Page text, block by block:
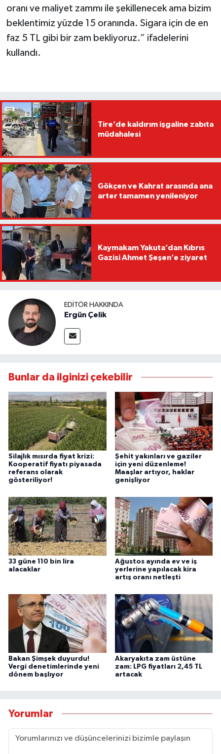
oranı ve maliyet zammı ile şekillenecek ama bizim
beklentimiz yüzde 15 oranında. Sigara için de en
faz 5 TL gibi bir zam bekliyoruz.” ifadelerini
kullandı.
Tire’de kaldırım işgaline zabıta
müdahalesi
Gökçen ve Kahrat arasında ana
arter tamamen yenileniyor
Kaymakam Yakuta’dan Kıbrıs
Gazisi Ahmet Şeşen’e ziyaret
EDITÖR HAKKINDA
Ergün Çelik
Bunlar da ilginizi çekebilir
Silajlık mısırda fiyat krizi:
Kooperatif fiyatı piyasada
referans olarak
gösteriliyor!
Şehit yakınları ve gaziler
için yeni düzenleme!
Maaşlar artıyor, haklar
genişliyor
33 güne 110 bin lira
alacaklar
Ağustos ayında ev ve iş
yerlerine yapılacak kira
artış oranı netleşti
Bakan Şimşek duyurdu!
Vergi denetimlerinde yeni
dönem başlıyor
Akaryakıta zam üstüne
zam: LPG fiyatları 2,45 TL
artacak
Yorumlar